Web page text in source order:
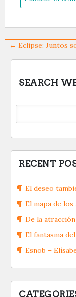
Navegación
de
← Eclipse: Juntos
SEARCH
Buscar:
RECENT
El deseo
El mapa de los
De la
El fantasma
Esnob –